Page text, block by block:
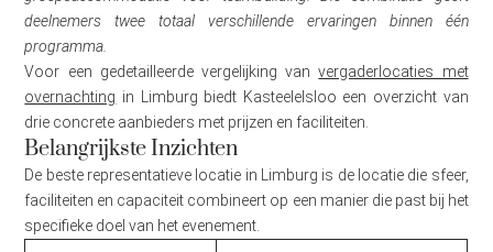
deelnemers twee totaal verschillende ervaringen binnen één
programma.
Voor een gedetailleerde vergelijking vanvergaderlocaties met
overnachting in Limburg biedt Kasteelelsloo een overzicht van
drie concrete aanbieders met prijzen en faciliteiten.
Belangrijkste Inzichten
De beste representatieve locatie in Limburg is de locatie die sfeer,
faciliteiten en capaciteit combineert op een manier die past bij het
specifieke doel van het evenement.